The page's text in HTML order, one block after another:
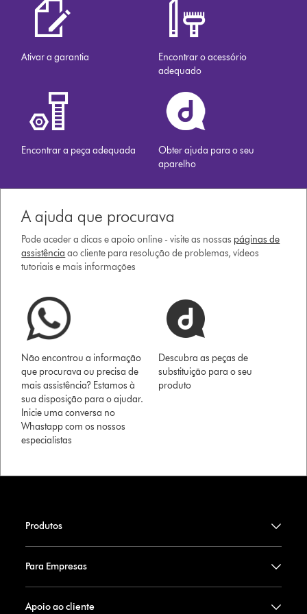
Ativar a garantia
Encontrar o acessório
adequado
Encontrar a peça adequada
Obter ajuda para o seu
aparelho
A ajuda que procurava
Pode aceder a dicas e apoio online - visite as nossas páginas de
assistência ao cliente para resolução de problemas, vídeos
tutoriais e mais informações
Não encontrou a informação
que procurava ou precisa de
mais assistência? Estamos à
sua disposição para o ajudar.
Inicie uma conversa no
Whastapp com os nossos
especialistas
Descubra as peças de
substituição para o seu
produto
Produtos
Para Empresas
Apoio ao cliente